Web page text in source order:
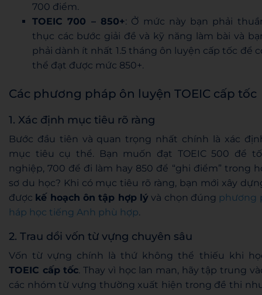
700 điểm.
TOEIC 700 – 850+: Ở mức này bạn phải
thục các bước giải đề và kỹ năng làm bài và
phải dành ít nhất 1.5 tháng ôn luyện cấp tốc để
thể đạt được mức 850+.
Các phương pháp ôn luyện TOEIC cấp tốc
1. Xác định mục tiêu rõ ràng
Bước đầu tiên và quan trọng nhất chính là xác
mục tiêu cụ thể. Bạn muốn đạt TOEIC 500 để
nghiệp, 700 để đi làm hay 850 để “ghi điểm” trong
sơ du học? Khi có mục tiêu rõ ràng, bạn mới xây
được kế hoạch ôn tập hợp lý và chọn đúng phương
háp học tiếng Anh phù hợp.
2. Trau dồi vốn từ vựng chuyên sâu
Vốn từ vựng chính là thứ không thể thiếu khi
TOEIC cấp tốc. Thay vì học lan man, hãy tập trung
các nhóm từ vựng thường xuất hiện trong đề thi